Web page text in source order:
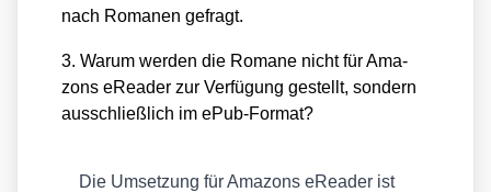
nach Roma­nen gefragt.
3. War­um wer­den die Roma­ne nicht für Ama­
zons eRea­der zur Ver­fü­gung gestellt, son­dern
aus­schließ­lich im ePub-For­mat?
Die Umset­zung für Ama­zons eRea­der ist